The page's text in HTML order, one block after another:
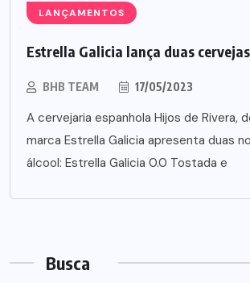
LANÇAMENTOS
Estrella Galicia lança duas
BHB TEAM 17/05/2023
A cervejaria espanhola Hijos de Rivera,
marca Estrella Galicia apresenta duas
álcool: Estrella Galicia 0.0 Tostada e
Busca